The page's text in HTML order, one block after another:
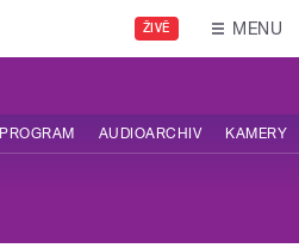
ŽIVĚ MENU
PROGRAM AUDIOARCHIV KAMERY